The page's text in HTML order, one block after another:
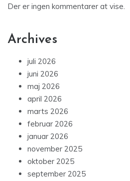
Der er ingen kommentarer at vise.
Archives
juli 2026
juni 2026
maj 2026
april 2026
marts 2026
februar 2026
januar 2026
november 2025
oktober 2025
september 2025